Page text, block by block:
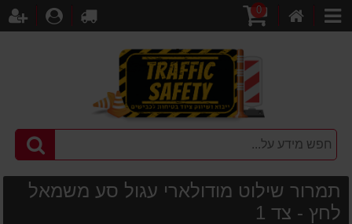
קטגוריות
קניות
0
לקופה
תמרור שילוט מודולארי עגול סע משמאל
לחץ - צד 1